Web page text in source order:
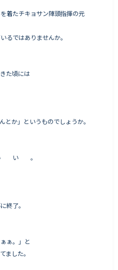
着たチキョサン陣頭指揮の元
るではありませんか。
た頃には
とか」というものでしょうか。
い 。
終了。
ぁ。」と
ました。